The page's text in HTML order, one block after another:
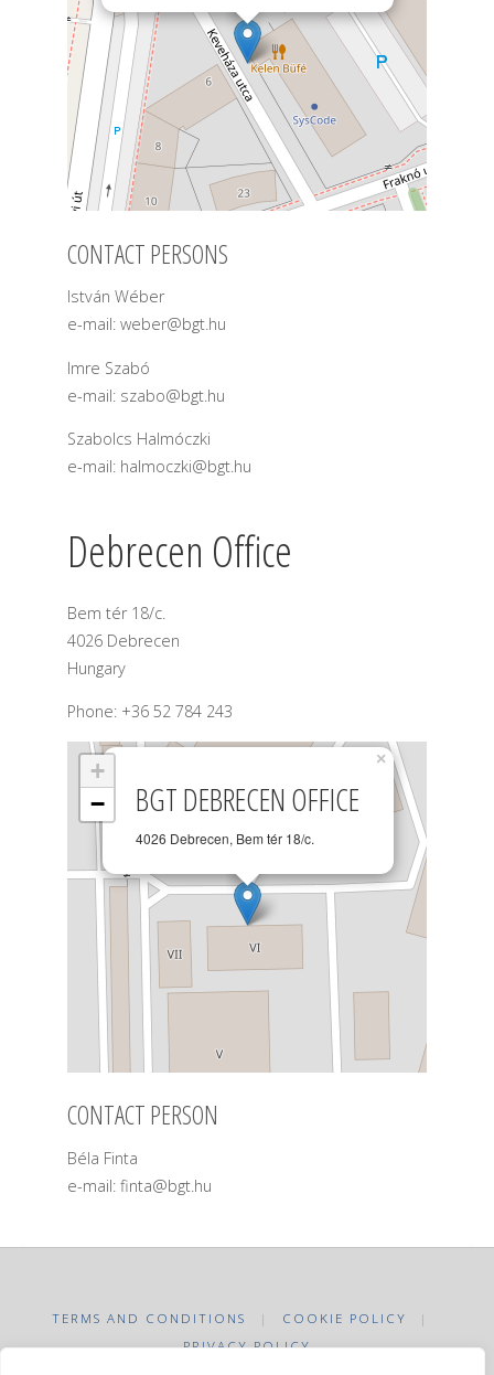
CONTACT PERSONS
István Wéber
e-mail: weber@bgt.hu
Imre Szabó
e-mail: szabo@bgt.hu
Szabolcs Halmóczki
e-mail: halmoczki@bgt.hu
Debrecen Office
Bem tér 18/c.
4026 Debrecen
Hungary
Phone: +36 52 784 243
BGT DEBRECEN OFFICE
4026 Debrecen, Bem tér 18/c.
×
+
−
CONTACT PERSON
Béla Finta
e-mail: finta@bgt.hu
TERMS AND CONDITIONS | COOKIE POLICY
|
PRIVACY POLICY